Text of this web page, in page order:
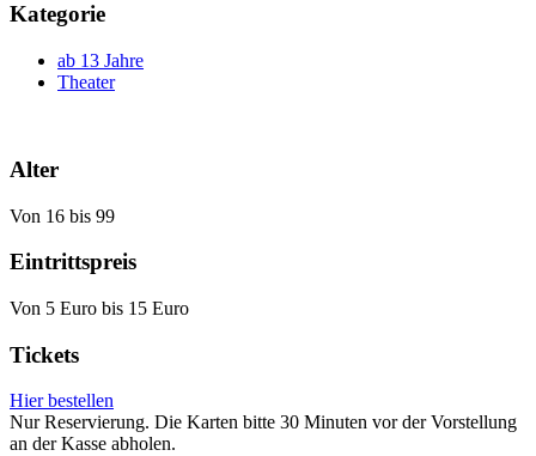
Kategorie
ab 13 Jahre
Theater
Alter
Von 16 bis 99
Eintrittspreis
Von 5 Euro bis 15 Euro
Tickets
Hier bestellen
Nur Reservierung. Die Karten bitte 30 Minuten vor der Vorstellung
an der Kasse abholen.